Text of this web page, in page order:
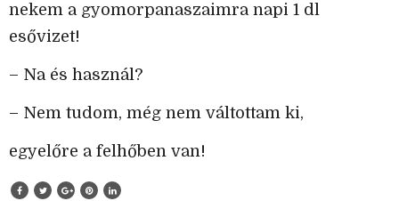
nekem a gyomorpanaszaimra napi 1 dl
esővizet!
– Na és használ?
– Nem tudom, még nem váltottam ki,
egyelőre a felhőben van!